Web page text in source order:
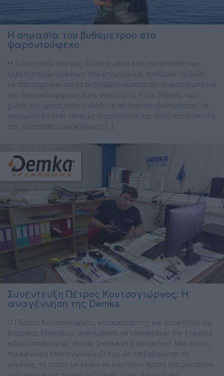
Η σημασία του βυθόμετρου στο
ψαροντούφεκο
Η δυνατότητα που μας δόθηκε, μέσα από την εξέλιξη των
ηλεκτρονικών οργάνων που μπορούν και αναλύουν το βυθό,
να παρατηρούμε και να αντιλαμβανόμαστε την διαμόρφωση και
την παρουσία ψαριών, είναι ανεκτίμητη. Είναι βέβαιο, πως
χωρίς την χρήση ενός καλού και αξιόπιστου βυθομέτρου, τα
πράγματα θα ήταν τελείως διαφορετικά και πολύ πιο δύσκολα,
στη προσπάθεια ανακάλυψης […]
Συνέντευξη Πέτρος Κουτσογιώργος: Η
αναγέννηση της Demka
Ο Πέτρος Κουτσογιώργος, κατασκευαστής και ιδιοκτήτης της
εταιρείας Meandros, αναλαµβάνει να επαναφέρει την εταιρεία
ειδών υποβρύχιας αλιείας Demka στο προσκήνιο. Μια πρώτη
τηλεφωνική επικοινωνία µαζί του, θα επιβεβαιώσει το
γεγονός, το οποίο µε έκανε να κανονίσω άµεσα ένα ραντεβού